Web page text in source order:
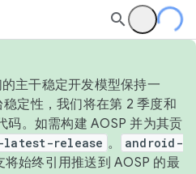
主干稳定开发模型保持一
定性，我们将在第 2 季度和
码。如需构建 AOSP 并为其贡
latest-release 。
android-
将始终引用推送到 AOSP 的最